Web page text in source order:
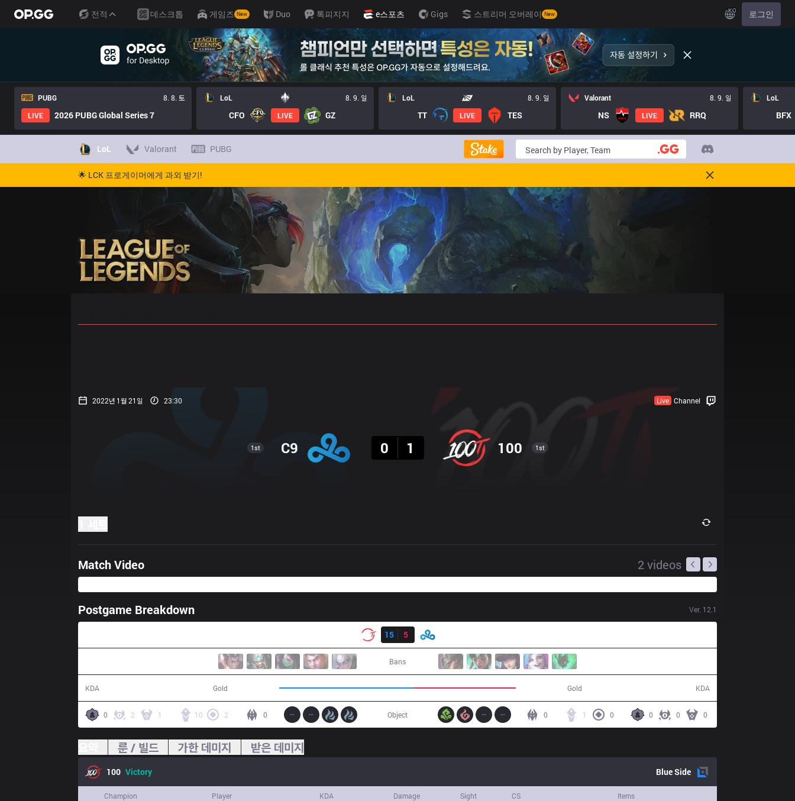
전적 데스크톱 게임즈 New Duo 톡피지지 e스포츠 Gigs 스트리머 오버레이 New KO 로그인
PUBG
8. 8. 토
LIVE
2026 PUBG Global Series 7
LoL 8. 9. 일
CFO LIVE GZ
LoL 8. 9. 일
TT LIVE TES
Valorant 8. 9. 일
NS LIVE RRQ
LoL
BFX
LoL Valorant PUBG
🌟 LCK 프로게이머에게 과외 받기!
2022년 1월 21일 23:30 Live Channel
1st C9
0
1 100 1st
Match Video 2 videos
Postgame Breakdown Ver. 12.1
15
5
Bans
KDA Gold Gold KDA
0 2 1 10 2 0 0 0 0
1 0
0
Object
룬 / 빌드 가한 데미지 받은 데미지
100 Victory BlueSide
Champion Player KDA Damage Sight CS Items